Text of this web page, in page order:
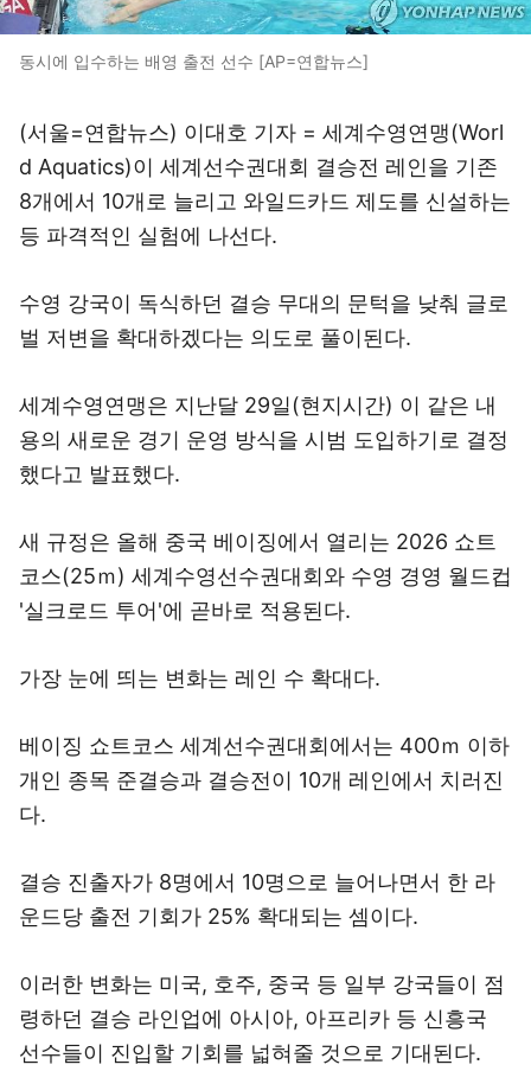
동시에 입수하는 배영 출전 선수 [AP=연합뉴스]
(서울=연합뉴스) 이대호 기자 = 세계수영연맹(Worl
d Aquatics)이 세계선수권대회 결승전 레인을 기존
8개에서 10개로 늘리고 와일드카드 제도를 신설하는
등 파격적인 실험에 나선다.
수영 강국이 독식하던 결승 무대의 문턱을 낮춰 글로
벌 저변을 확대하겠다는 의도로 풀이된다.
세계수영연맹은 지난달 29일(현지시간) 이 같은 내
용의 새로운 경기 운영 방식을 시범 도입하기로 결정
했다고 발표했다.
새 규정은 올해 중국 베이징에서 열리는 2026 쇼트
코스(25ｍ) 세계수영선수권대회와 수영 경영 월드컵
'실크로드 투어'에 곧바로 적용된다.
가장 눈에 띄는 변화는 레인 수 확대다.
베이징 쇼트코스 세계선수권대회에서는 400ｍ 이하
개인 종목 준결승과 결승전이 10개 레인에서 치러진
다.
결승 진출자가 8명에서 10명으로 늘어나면서 한 라
운드당 출전 기회가 25% 확대되는 셈이다.
이러한 변화는 미국, 호주, 중국 등 일부 강국들이 점
령하던 결승 라인업에 아시아, 아프리카 등 신흥국
선수들이 진입할 기회를 넓혀줄 것으로 기대된다.